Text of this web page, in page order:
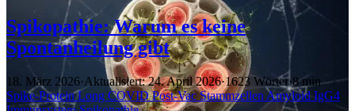
Spikopathie: Warum es keine
Spontanheilung gibt
18. März 2026·Aktualisiert: 24. April 2026·1623 Wörter·8 min
Spike-ProteinLong COVIDPost-VacStammzellen Amyloid IgG4